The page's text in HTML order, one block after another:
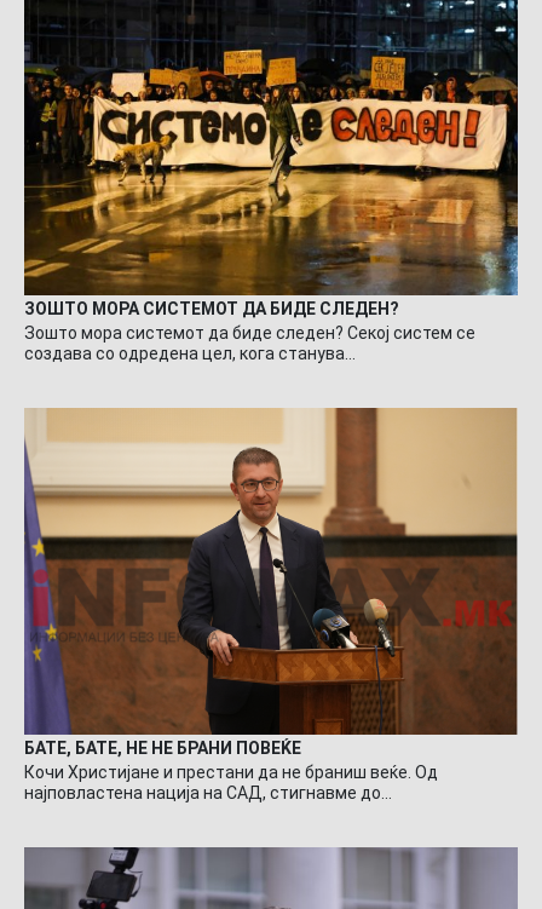
ЗОШТО МОРА СИСТЕМОТ ДА БИДЕ СЛЕДЕН?
Зошто мора системот да биде следен? Секој систем се
создава со одредена цел, кога станува…
БАТЕ, БАТЕ, НЕ НЕ БРАНИ ПОВЕЌЕ
Кочи Христијане и престани да не браниш веќе. Од
најповластена нација на САД, стигнавме до…